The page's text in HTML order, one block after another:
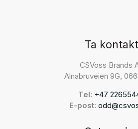
Ta kontakt
CSVoss Brands
Alnabruveien 9G,
Tel: +47
E-post: